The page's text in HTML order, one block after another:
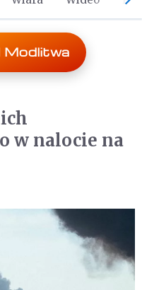
Modlitwa
w nalocie na